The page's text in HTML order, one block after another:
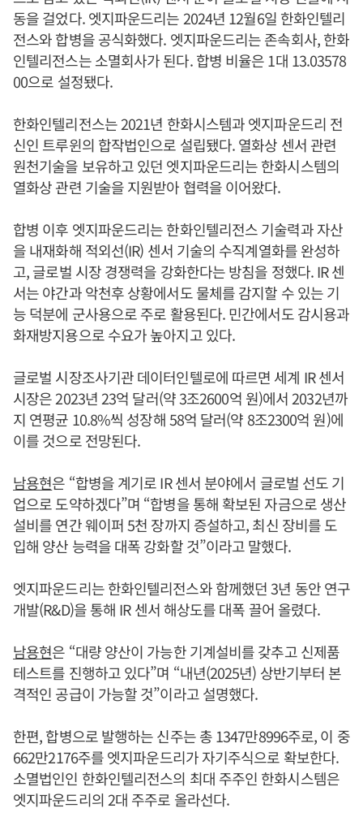
동을 걸었다. 엣지파운드리는 2024년 12월6일 한화인텔리
전스와 합병을 공식화했다. 엣지파운드리는 존속회사, 한화
인텔리전스는 소멸회사가 된다. 합병 비율은 1대 13.03578
00으로 설정됐다.
한화인텔리전스는 2021년 한화시스템과 엣지파운드리 전
신인 트루윈의 합작법인으로 설립됐다. 열화상 센서 관련
원천기술을 보유하고 있던 엣지파운드리는 한화시스템의
열화상 관련 기술을 지원받아 협력을 이어왔다.
합병 이후 엣지파운드리는 한화인텔리전스 기술력과 자산
을 내재화해 적외선(IR) 센서 기술의 수직계열화를 완성하
고, 글로벌 시장 경쟁력을 강화한다는 방침을 정했다. IR 센
서는 야간과 악천후 상황에서도 물체를 감지할 수 있는 기
능 덕분에 군사용으로 주로 활용된다. 민간에서도 감시용과
화재방지용으로 수요가 높아지고 있다.
글로벌 시장조사기관 데이터인텔로에 따르면 세계 IR 센서
시장은 2023년 23억 달러(약 3조2600억 원)에서 2032년까
지 연평균 10.8%씩 성장해 58억 달러(약 8조2300억 원)에
이를 것으로 전망된다.
남용현은 “합병을 계기로 IR 센서 분야에서 글로벌 선도 기
업으로 도약하겠다”며 “합병을 통해 확보된 자금으로 생산
설비를 연간 웨이퍼 5천 장까지 증설하고, 최신 장비를 도
입해 양산 능력을 대폭 강화할 것”이라고 말했다.
엣지파운드리는 한화인텔리전스와 함께했던 3년 동안 연구
개발(R&D)을 통해 IR 센서 해상도를 대폭 끌어 올렸다.
남용현은 “대량 양산이 가능한 기계설비를 갖추고 신제품
테스트를 진행하고 있다”며 “내년(2025년) 상반기부터 본
격적인 공급이 가능할 것”이라고 설명했다.
한편, 합병으로 발행하는 신주는 총 1347만8996주로, 이 중
662만2176주를 엣지파운드리가 자기주식으로 확보한다.
소멸법인인 한화인텔리전스의 최대 주주인 한화시스템은
엣지파운드리의 2대 주주로 올라선다.